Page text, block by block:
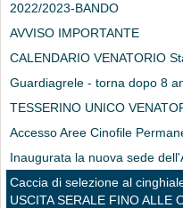
2022/2023-BANDO
AVVISO IMPORTANTE
CALENDARIO VENATORIO
Guardiagrele - torna dopo 8
TESSERINO UNICO
Accesso Aree Cinofile
Inaugurata la nuova sede
Caccia di selezione al
USCITA SERALE FINO ALLE